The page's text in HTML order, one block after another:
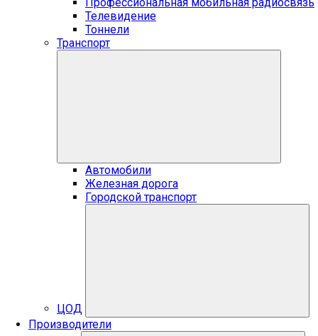
Телевидение
Тоннели
Транспорт
Автомобили
Железная дорога
Городской транспорт
ЦОД
Производители